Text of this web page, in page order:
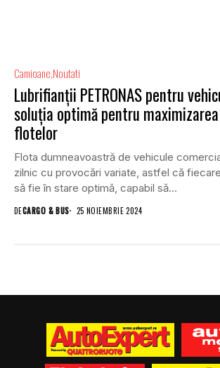
Camioane Noutati
Lubrifianții PETRONAS pentru
soluția optimă pentru
flotelor
Flota dumneavoastră de vehicule
zilnic cu provocări variate, astfel că
să fie în stare optimă, capabil să...
DECARGO & BUS 25 NOIEMBRIE 2024